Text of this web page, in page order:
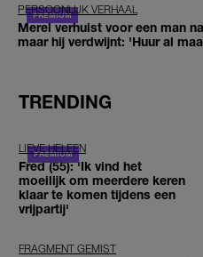
PERSOONLIJK VERHAAL
Merel verhuist voor een man
maar hij verdwijnt: 'Huur al
TRENDING
LIEVE HELEEN
Fred (55): 'Ik vind het
moeilijk om meerdere keren
klaar te komen tijdens een
vrijpartij'
FRAGMENT GEMIST